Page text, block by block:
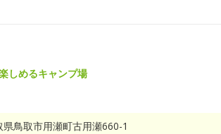
しめるキャンプ場
県鳥取市用瀬町古用瀬660-1